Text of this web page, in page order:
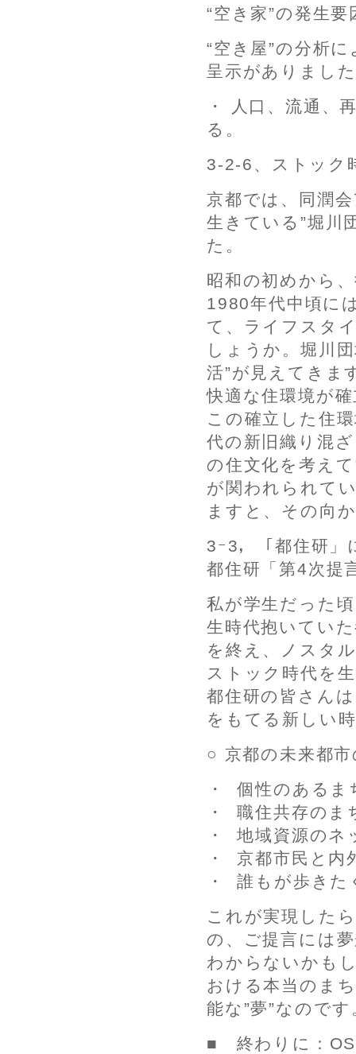
“空き家”の発生
“空き屋”の分析
呈示がありまし
・ 人口、流通
る。
3-2-6、ストック
京都では、同潤
生きている”堀川
た。
昭和の初めから
1980年代中頃に
て、ライフスタ
しょうか。堀川
活”が見えてきま
快適な住環境が
この確立した住
代の新旧織り混
の住文化を考え
が関われられて
ますと、その向
3ｰ3，「都住研」
都住研「第4次提
私が学生だった
生時代抱いてい
を終え、ノスタ
ストック時代を
都住研の皆さん
をもてる新しい
○ 京都の未来都
・ 個性のあるま
・ 職住共存のま
・ 地域資源のネ
・ 京都市民と内
・ 誰もが歩き
これが実現した
の、ご提言には
わからないかも
おける本当のま
能な”夢”なのです
■ 終わりに：